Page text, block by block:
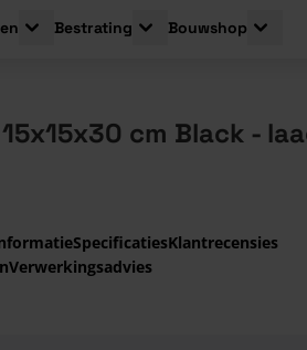
for Gevelbekleding
Toggle submenu for Deuren
Bestrating
Toggle submenu for
Bouwshop
cm Black -
SpecificatiesKlantrecensies
Verwerkingsadvies